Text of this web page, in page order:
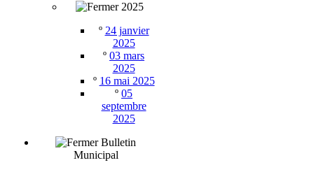
2025
º 24 janvier
2025
º 03 mars
2025
º 16 mai 2025
º 05
septembre
2025
Bulletin
Municipal